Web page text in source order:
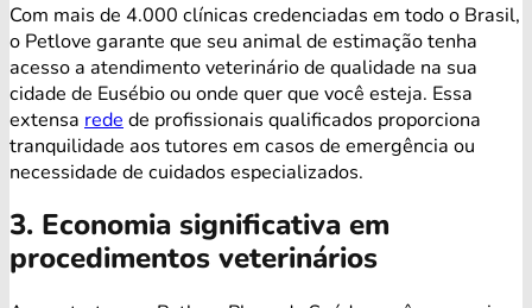
Com mais de 4.000 clínicas credenciadas em todo o Brasil,
o Petlove garante que seu animal de estimação tenha
acesso a atendimento veterinário de qualidade na sua
cidade de Eusébio ou onde quer que você esteja. Essa
extensa rede de profissionais qualificados proporciona
tranquilidade aos tutores em casos de emergência ou
necessidade de cuidados especializados.
3. Economia significativa em
procedimentos veterinários